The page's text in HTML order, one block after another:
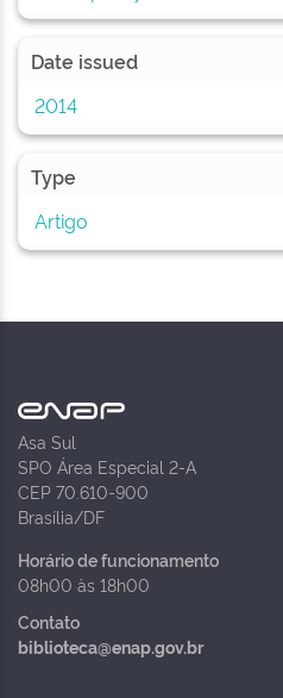
Date issued
2014
Type
Artigo
Asa Sul
SPO Área Especial 2-A
CEP 70.610-900
Brasília/DF
Horário de funcionamento
08h00 às 18h00
Contato
biblioteca@enap.gov.br